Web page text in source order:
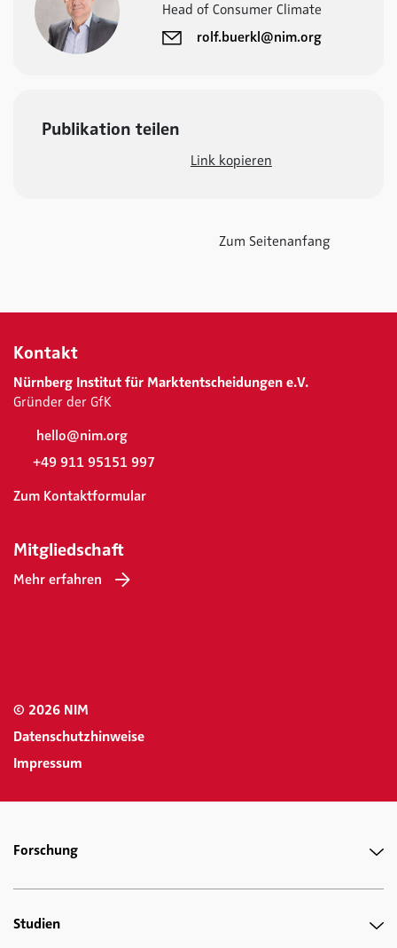
Head of Consumer Climate
rolf.buerkl@nim.org
Publikation teilen
Link kopieren
Zum Seitenanfang
Kontakt
Nürnberg Institut für Marktentscheidungen e.V.
Gründer der GfK
hello@nim.org
+49 911 95151 997
Zum Kontaktformular
Mitgliedschaft
Mehr erfahren
© 2026 NIM
Datenschutzhinweise
Impressum
Forschung
Studien